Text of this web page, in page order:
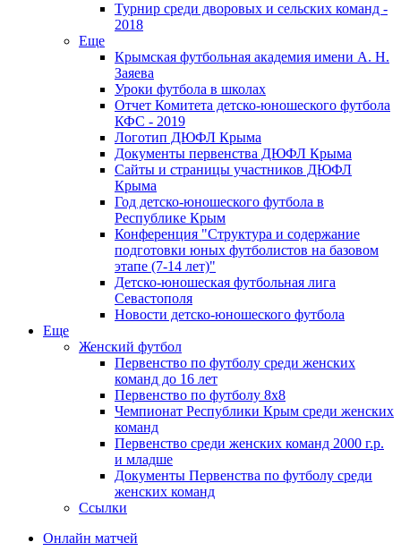
Турнир среди дворовых и сельских команд -
2018
Еще
Крымская футбольная академия имени А. Н.
Заяева
Уроки футбола в школах
Отчет Комитета детско-юношеского футбола
КФС - 2019
Логотип ДЮФЛ Крыма
Документы первенства ДЮФЛ Крыма
Сайты и страницы участников ДЮФЛ
Крыма
Год детско-юношеского футбола в
Республике Крым
Конференция "Структура и содержание
подготовки юных футболистов на базовом
этапе (7-14 лет)"
Детско-юношеская футбольная лига
Севастополя
Новости детско-юношеского футбола
Еще
Женский футбол
Первенство по футболу среди женских
команд до 16 лет
Первенство по футболу 8х8
Чемпионат Республики Крым среди женских
команд
Первенство среди женских команд 2000 г.р.
и младше
Документы Первенства по футболу среди
женских команд
Ссылки
Онлайн матчей